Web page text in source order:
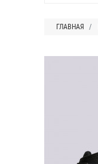
ГЛАВНАЯ